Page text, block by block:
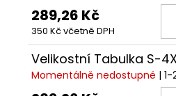
289,26 Kč
350 Kč včetně DPH
Velikostní Tabulka S-
Momentálně nedostupné |